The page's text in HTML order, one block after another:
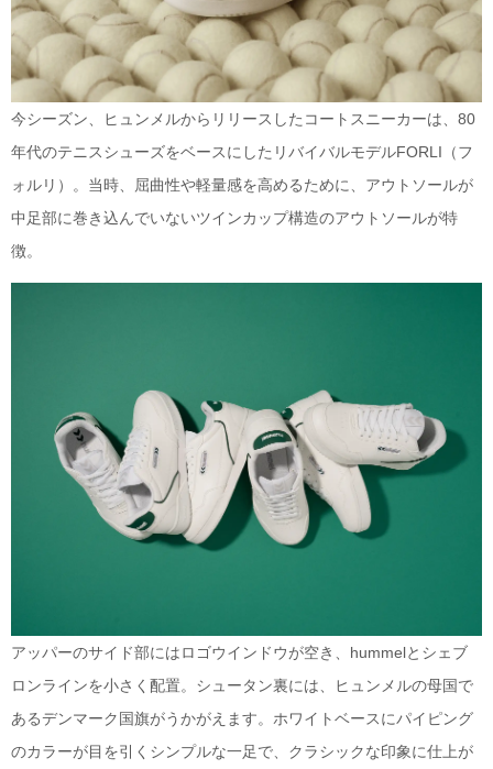
今シーズン、ヒュンメルからリリースしたコートスニーカーは、80
年代のテニスシューズをベースにしたリバイバルモデルFORLI（フ
ォルリ）。当時、屈曲性や軽量感を高めるために、アウトソールが
中足部に巻き込んでいないツインカップ構造のアウトソールが特
徴。
アッパーのサイド部にはロゴウインドウが空き、hummelとシェブ
ロンラインを小さく配置。シュータン裏には、ヒュンメルの母国で
あるデンマーク国旗がうかがえます。ホワイトベースにパイピング
のカラーが目を引くシンプルな一足で、クラシックな印象に仕上が